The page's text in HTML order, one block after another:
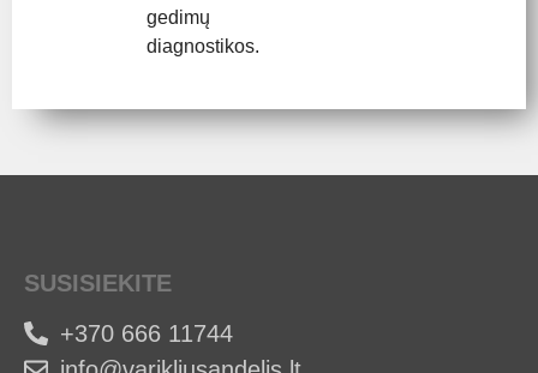
gedimų
diagnostikos.
SUSISIEKITE
+370 666 11744